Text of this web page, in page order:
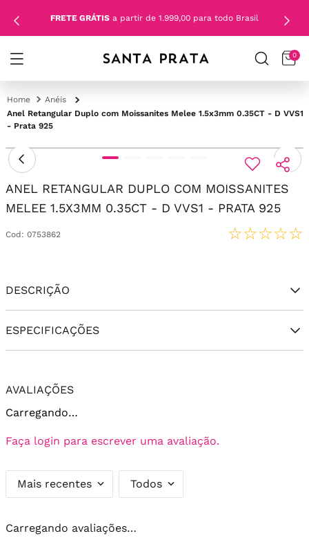
FRETE GRÁTIS a partir de 1.999,00 para todo Brasil
0
Anéis
Anel Retangular Duplo com Moissanites Melee 1.5x3mm 0.35CT - D VVS1
- Prata 925
ANEL RETANGULAR DUPLO COM MOISSANITES
MELEE 1.5X3MM 0.35CT - D VVS1 - PRATA 925
Cod : 0753862 ☆☆☆☆☆
DESCRIÇÃO
ESPECIFICAÇÕES
AVALIAÇÕES
Carregando…
Faça login para escrever uma avaliação.
Mais recentes Todos
Carregando avaliações…